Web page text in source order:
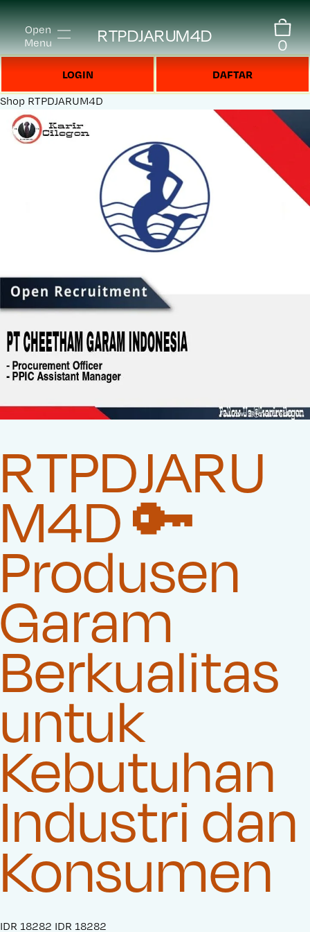
Open
Menu
RTPDJARUM4D 0
LOGIN DAFTAR
Shop RTPDJARUM4D
RTPDJARU
M4D 🔑
Produsen
Garam
Berkualitas
untuk
Kebutuhan
Industri dan
Konsumen
S
IDR 18282 O
IDR 18282